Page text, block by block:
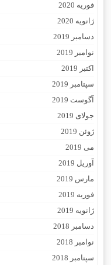
فوریه 2020
ژانویه 2020
دسامبر 2019
نوامبر 2019
اکتبر 2019
سپتامبر 2019
آگوست 2019
جولای 2019
ژوئن 2019
می 2019
آوریل 2019
مارس 2019
فوریه 2019
ژانویه 2019
دسامبر 2018
نوامبر 2018
سپتامبر 2018